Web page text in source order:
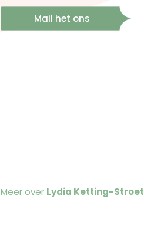
Mail het ons
Meer over Lydia Ketting-Stroet